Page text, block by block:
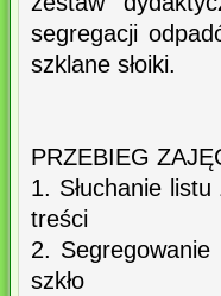
segregacji
szklane słoiki.
PRZEBIEG
1. Słuchanie
treści
2.
szkło